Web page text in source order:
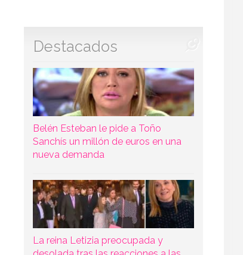
Destacados
Belén Esteban le pide a Toño
Sanchís un millón de euros en una
nueva demanda
La reina Letizia preocupada y